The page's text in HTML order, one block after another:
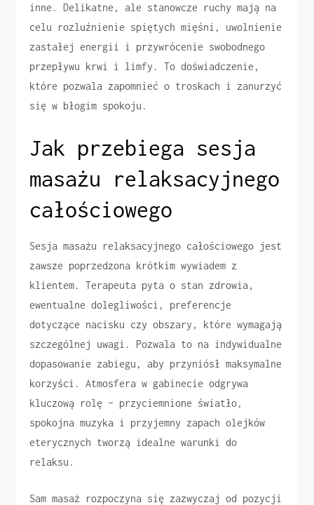
inne. Delikatne, ale stanowcze ruchy mają na
celu rozluźnienie spiętych mięśni, uwolnienie
zastałej energii i przywrócenie swobodnego
przepływu krwi i limfy. To doświadczenie,
które pozwala zapomnieć o troskach i zanurzyć
się w błogim spokoju.
Jak przebiega sesja
masażu relaksacyjnego
całościowego
Sesja masażu relaksacyjnego całościowego jest
zawsze poprzedzona krótkim wywiadem z
klientem. Terapeuta pyta o stan zdrowia,
ewentualne dolegliwości, preferencje
dotyczące nacisku czy obszary, które wymagają
szczególnej uwagi. Pozwala to na indywidualne
dopasowanie zabiegu, aby przyniósł maksymalne
korzyści. Atmosfera w gabinecie odgrywa
kluczową rolę – przyciemnione światło,
spokojna muzyka i przyjemny zapach olejków
eterycznych tworzą idealne warunki do
relaksu.
Sam masaż rozpoczyna się zazwyczaj od pozycji